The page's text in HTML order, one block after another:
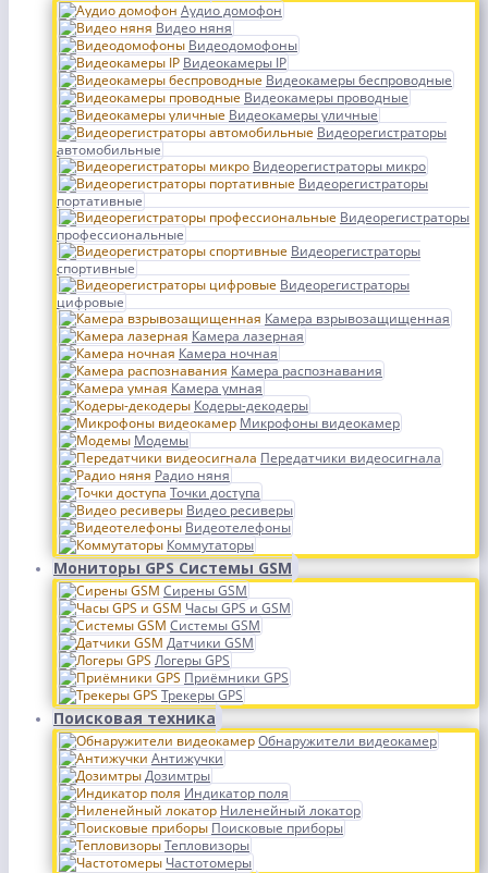
Аудио домофон
Видео няня
Видеодомофоны
Видеокамеры IP
Видеокамеры беспроводные
Видеокамеры проводные
Видеокамеры уличные
Видеорегистраторы
автомобильные
Видеорегистраторы микро
Видеорегистраторы
портативные
Видеорегистраторы
профессиональные
Видеорегистраторы
спортивные
Видеорегистраторы
цифровые
Камера взрывозащищенная
Камера лазерная
Камера ночная
Камера распознавания
Камера умная
Кодеры-декодеры
Микрофоны видеокамер
Модемы
Передатчики видеосигнала
Радио няня
Точки доступа
Видео ресиверы
Видеотелефоны
Коммутаторы
Мониторы GPS Системы GSM
Сирены GSM
Часы GPS и GSM
Системы GSM
Датчики GSM
Логеры GPS
Приёмники GPS
Трекеры GPS
Поисковая техника
Обнаружители видеокамер
Антижучки
Дозимтры
Индикатор поля
Ниленейный локатор
Поисковые приборы
Тепловизоры
Частотомеры